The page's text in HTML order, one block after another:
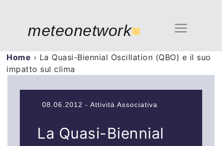
meteonetwork■
Home › La Quasi-Biennial Oscillation (QBO) e il suo
impatto sul clima
08.06.2012 - Attività Associativa
La Quasi-Biennial